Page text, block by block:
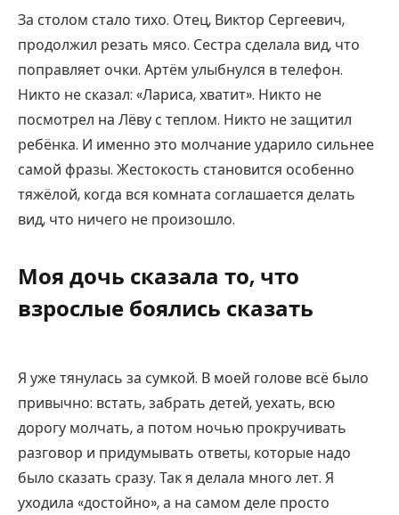
За столом стало тихо. Отец, Виктор Сергеевич,
продолжил резать мясо. Сестра сделала вид, что
поправляет очки. Артём улыбнулся в телефон.
Никто не сказал: «Лариса, хватит». Никто не
посмотрел на Лёву с теплом. Никто не защитил
ребёнка. И именно это молчание ударило сильнее
самой фразы. Жестокость становится особенно
тяжёлой, когда вся комната соглашается делать
вид, что ничего не произошло.
Моя дочь сказала то, что
взрослые боялись сказать
Я уже тянулась за сумкой. В моей голове всё было
привычно: встать, забрать детей, уехать, всю
дорогу молчать, а потом ночью прокручивать
разговор и придумывать ответы, которые надо
было сказать сразу. Так я делала много лет. Я
уходила «достойно», а на самом деле просто